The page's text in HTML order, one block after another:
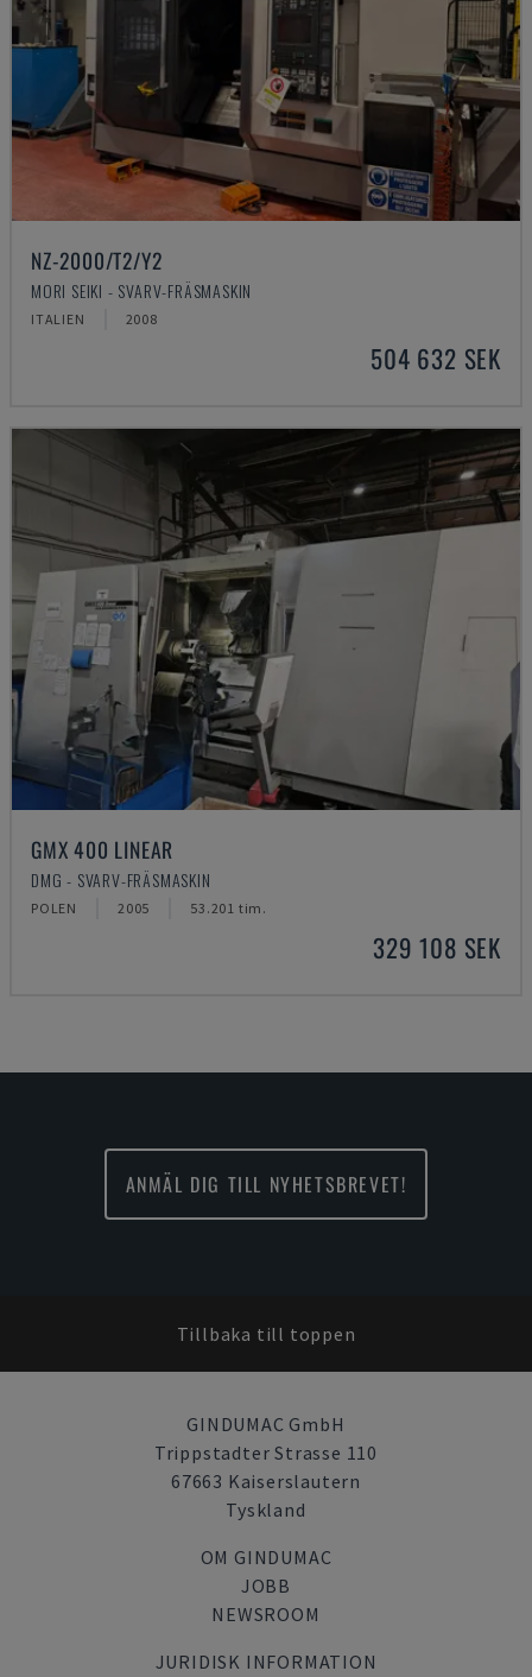
NZ-2000/T2/Y2
MORI SEIKI - SVARV-FRÄSMASKIN
ITALIEN 2008
504 632 SEK
GMX 400 LINEAR
DMG - SVARV-FRÄSMASKIN
POLEN 2005 53.201 tim.
329 108 SEK
ANMÄL DIG TILL NYHETSBREVET!
Tillbaka till toppen
GINDUMAC GmbH
Trippstadter Strasse 110
67663 Kaiserslautern
Tyskland
OM GINDUMAC
JOBB
NEWSROOM
JURIDISK INFORMATION